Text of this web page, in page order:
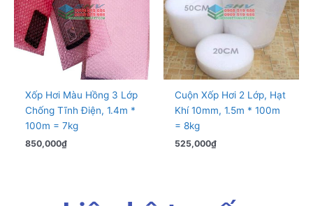
Xốp Hơi Màu Hồng 3 Lớp
Chống Tĩnh Điện, 1.4m *
100m = 7kg
850,000₫
Cuộn Xốp Hơi 2 Lớp, Hạt
Khí 10mm, 1.5m * 100m
= 8kg
525,000₫